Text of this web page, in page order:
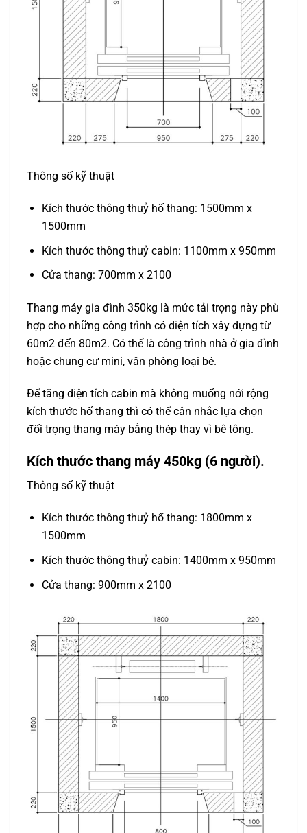
Thông số kỹ thuật
Kích thước thông thuỷ hố thang: 1500mm x
1500mm
Kích thước thông thuỷ cabin: 1100mm x 950mm
Cửa thang: 700mm x 2100
Thang máy gia đình 350kg là mức tải trọng này phù
hợp cho những công trình có diện tích xây dựng từ
60m2 đến 80m2. Có thể là công trình nhà ở gia đình
hoặc chung cư mini, văn phòng loại bé.
Để tăng diện tích cabin mà không muống nới rộng
kích thước hố thang thì có thể cân nhắc lựa chọn
đối trọng thang máy bằng thép thay vì bê tông.
Kích thước thang máy 450kg (6 người).
Thông số kỹ thuật
Kích thước thông thuỷ hố thang: 1800mm x
1500mm
Kích thước thông thuỷ cabin: 1400mm x 950mm
Cửa thang: 900mm x 2100